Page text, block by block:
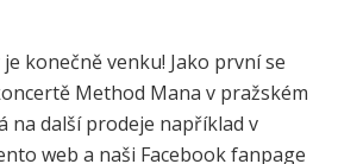
konečně venku! Jako první se
Method Mana v pražském
na další prodeje například v
web a naši Facebook fanpage